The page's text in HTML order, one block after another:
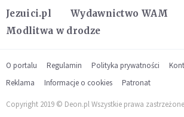
Jezuici.pl Wydawnictwo WAM
Modlitwa w drodze
O portalu Regulamin Polityka prywatności
Reklama
Informacje o cookies Patronat
Copyright 2019 © Deon.pl Wszystkie prawa